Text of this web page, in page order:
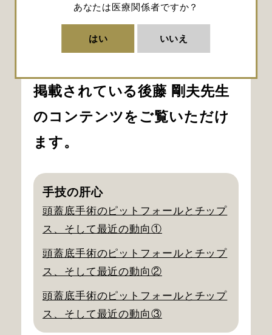
あなたは医療関係者ですか？
はい いいえ
（元：大阪市立大学医学部附属
病院） 脳神経外科学 教授
掲載されている後藤 剛夫先生
のコンテンツをご覧いただけ
ます。
手技の肝心
頭蓋底手術のピットフォールとチップ
ス、そして最近の動向①
頭蓋底手術のピットフォールとチップ
ス、そして最近の動向②
頭蓋底手術のピットフォールとチップ
ス、そして最近の動向③